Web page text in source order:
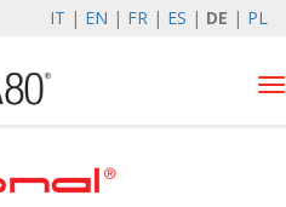
IT | EN | FR | ES | DE | PL